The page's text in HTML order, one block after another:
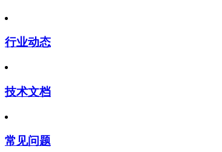
行业动态
技术文档
常见问题